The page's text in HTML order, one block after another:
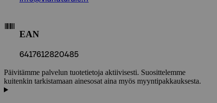
EAN
6417612820485
Päivitämme palvelun tuotetietoja aktiivisesti. Suosittelemme
kuitenkin tarkistamaan ainesosat aina myös myyntipakkauksesta.